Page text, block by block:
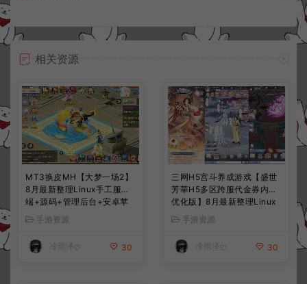
相关资源
MT3换皮MH【大梦一场2】
8月最新整理Linux手工服务
端+源码+管理后台+安卓苹
果双端+详细搭建教程+视频
教程
手游资源
冷雨泽ღ 30
三网H5宫斗养成游戏【盛世
芳華H5多区跨服代金券内购
优化版】8月最新整理Linux
手工服务端+CDK授权后台
+全资源安卓+详细搭建教程
+视频教程
手游资源
冷雨泽ღ 30